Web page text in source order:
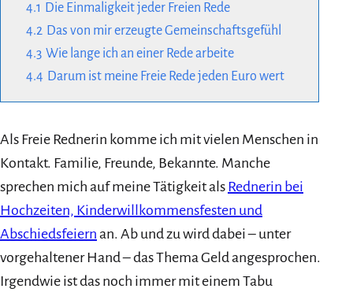
4.1 Die Einmaligkeit jeder Freien Rede
4.2 Das von mir erzeugte Gemeinschaftsgefühl
4.3 Wie lange ich an einer Rede arbeite
4.4 Darum ist meine Freie Rede jeden Euro wert
Als Freie Rednerin komme ich mit vielen Menschen in
Kontakt. Familie, Freunde, Bekannte. Manche
sprechen mich auf meine Tätigkeit als Rednerin bei
Hochzeiten, Kinderwillkommensfesten und
Abschiedsfeiern an. Ab und zu wird dabei – unter
vorgehaltener Hand – das Thema Geld angesprochen.
Irgendwie ist das noch immer mit einem Tabu